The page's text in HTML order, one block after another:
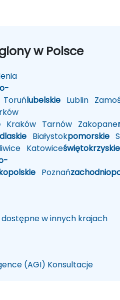
w Polsce
Toruńlubelskie Lublin
Kraków Tarnów Zakopane
Białystokpomorskie
Katowiceświętokrzyskie
Poznań
dostępne w innych krajach
(AGI) Konsultacje